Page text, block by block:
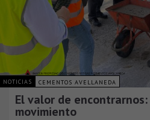
NOTICIAS CEMENTOS AVELLANEDA
El valor de
movimiento